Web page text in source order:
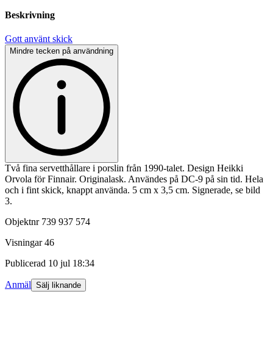
Beskrivning
Gott använt skick
Mindre tecken på användning
Två fina servetthållare i porslin från 1990-talet. Design Heikki
Orvola för Finnair. Originalask. Användes på DC-9 på sin tid. Hela
och i fint skick, knappt använda. 5 cm x 3,5 cm. Signerade, se bild
3.
Objektnr 739 937 574
Visningar 46
Publicerad 10 jul 18:34
Anmäl Sälj liknande